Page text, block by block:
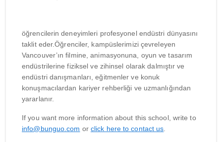
öğrencilerin deneyimleri profesyonel endüstri dünyasını
taklit eder.Öğrenciler, kampüslerimizi çevreleyen
Vancouver’ın filmine, animasyonuna, oyun ve tasarım
endüstrilerine fiziksel ve zihinsel olarak dalmıştır ve
endüstri danışmanları, eğitmenler ve konuk
konuşmacılardan kariyer rehberliği ve uzmanlığından
yararlanır.
If you want more information about this school, write to
info@bunguo.com or click here to contact us